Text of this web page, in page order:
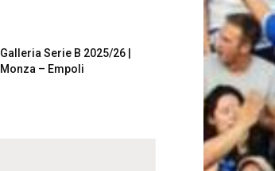
Galleria Serie B 2025/26 |
Monza – Empoli